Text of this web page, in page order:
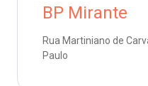
e perdidos
BP Mirante
Rua Martiniano de
Paulo